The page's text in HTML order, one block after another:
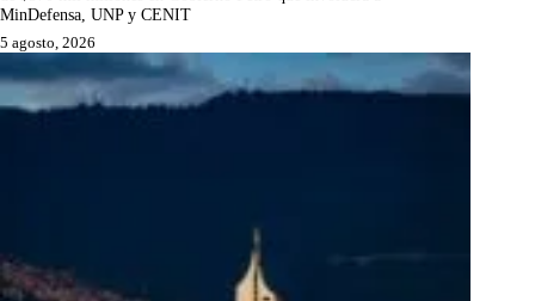
MinDefensa, UNP y CENIT
5 agosto, 2026